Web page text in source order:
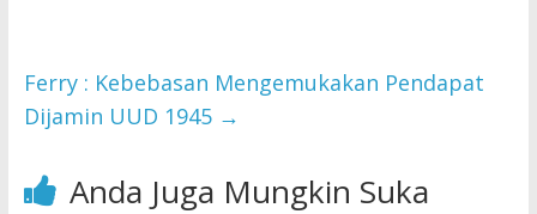
Ferry : Kebebasan Mengemukakan Pendapat
Dijamin UUD 1945 →
Anda Juga Mungkin Suka